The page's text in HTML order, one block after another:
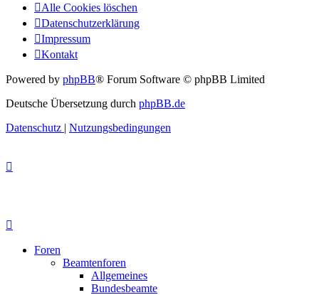
Alle Cookies löschen
Datenschutzerklärung
Impressum
Kontakt
Powered by phpBB® Forum Software © phpBB Limited
Deutsche Übersetzung durch phpBB.de
Datenschutz | Nutzungsbedingungen
Foren
Beamtenforen
Allgemeines
Bundesbeamte